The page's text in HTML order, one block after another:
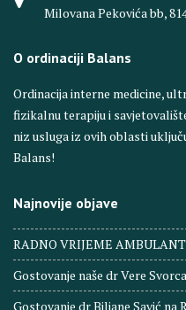
Milovana Pekovića bb,
O ordinaciji Balans
Ordinacija interne medicine,
fizikalnu terapiju i
niz usluga iz ovih oblasti
Balans!
Najnovije objave
RADNO VRIJEME
Gostovanje naše dr Vere
Gostovanje dr Biljane Savić na